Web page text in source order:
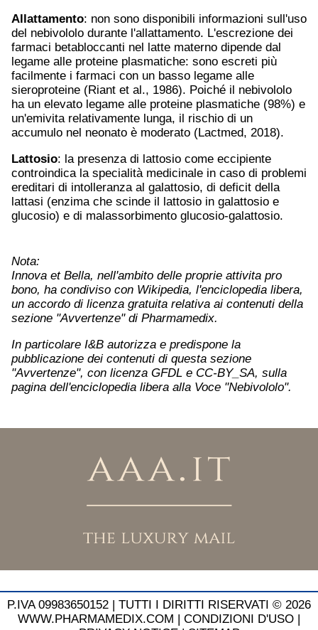
Allattamento: non sono disponibili informazioni sull'uso
del nebivololo durante l'allattamento. L'escrezione dei
farmaci betabloccanti nel latte materno dipende dal
legame alle proteine plasmatiche: sono escreti più
facilmente i farmaci con un basso legame alle
sieroproteine (Riant et al., 1986). Poiché il nebivololo
ha un elevato legame alle proteine plasmatiche (98%) e
un'emivita relativamente lunga, il rischio di un
accumulo nel neonato è moderato (Lactmed, 2018).
Lattosio: la presenza di lattosio come eccipiente
controindica la specialità medicinale in caso di problemi
ereditari di intolleranza al galattosio, di deficit della
lattasi (enzima che scinde il lattosio in galattosio e
glucosio) e di malassorbimento glucosio-galattosio.
Nota:
Innova et Bella, nell'ambito delle proprie attivita pro
bono, ha condiviso con Wikipedia, l'enciclopedia libera,
un accordo di licenza gratuita relativa ai contenuti della
sezione "Avvertenze" di Pharmamedix.
In particolare I&B autorizza e predispone la
pubblicazione dei contenuti di questa sezione
"Avvertenze", con licenza GFDL e CC-BY_SA, sulla
pagina dell'enciclopedia libera alla Voce "Nebivololo".
P.IVA 09983650152 | TUTTI I DIRITTI RISERVATI © 2026
WWW.PHARMAMEDIX.COM | CONDIZIONI D'USO |